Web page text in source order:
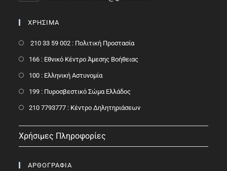
ΧΡΗΣΙΜΑ
210 33 59 002 : Πολιτική Προστασία
166 : Εθνικό Κέντρο Άμεσης Βοήθειας
100 : Ελληνική Αστυνομία
199 : Πυροσβεστικό Σώμα Ελλάδος
210 7793777 : Kέντρο Δηλητηριάσεων
Χρήσιμες Πληροφορίες
ΑΡΘΟΓΡΑΦΙΑ